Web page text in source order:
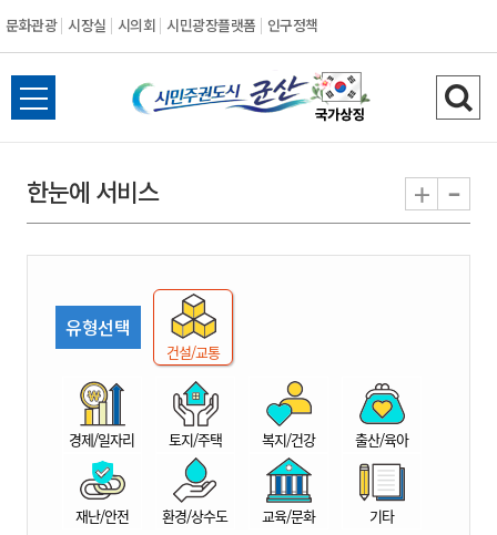
문화관광 시장실 시의회 시민광장플랫폼 인구정책
시
민
권
도
시
산
전
체
뉴
열
검
색
기
한눈에 서비스 + -
유형선택
건설/교통
경제/일자리 토지/주택 복지/건강 출산/육아
재난/안전 환경/상수도 교육/문화 기타